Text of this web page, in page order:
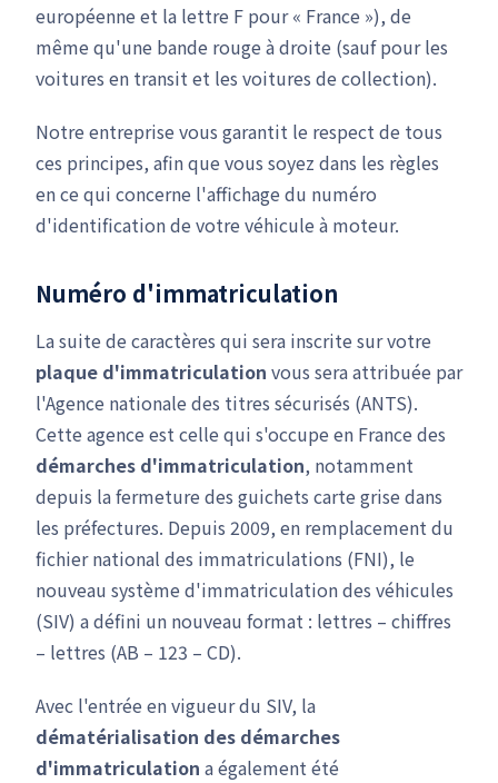
européenne et la lettre F pour « France »), de
même qu'une bande rouge à droite (sauf pour les
voitures en transit et les voitures de collection).
Notre entreprise vous garantit le respect de tous
ces principes, afin que vous soyez dans les règles
en ce qui concerne l'affichage du numéro
d'identification de votre véhicule à moteur.
Numéro d'immatriculation
La suite de caractères qui sera inscrite sur votre
plaque d'immatriculation vous sera attribuée par
l'Agence nationale des titres sécurisés (ANTS).
Cette agence est celle qui s'occupe en France des
démarches d'immatriculation, notamment
depuis la fermeture des guichets carte grise dans
les préfectures. Depuis 2009, en remplacement du
fichier national des immatriculations (FNI), le
nouveau système d'immatriculation des véhicules
(SIV) a défini un nouveau format : lettres – chiffres
– lettres (AB – 123 – CD).
Avec l'entrée en vigueur du SIV, la
dématérialisation des démarches
d'immatriculation a également été